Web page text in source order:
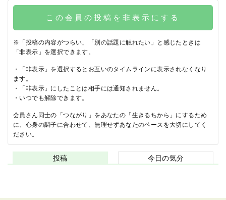
この会員の投稿を非表示にする
※「投稿の内容がつらい」「別の話題に触れたい」と感じたときは
「非表示」を選択できます。
・「非表示」を選択するとお互いのタイムラインに表示されなくなり
ます。
・「非表示」にしたことは相手には通知されません。
・いつでも解除できます。
会員さん同士の「つながり」をあなたの「生きるちから」にするため
に、心身の調子に合わせて、無理せずあなたのペースを大切にしてく
ださい。
投稿 今日の気分